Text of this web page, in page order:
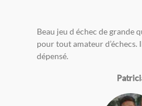
Beau jeu d échec de grande
pour tout amateur
dépensé.